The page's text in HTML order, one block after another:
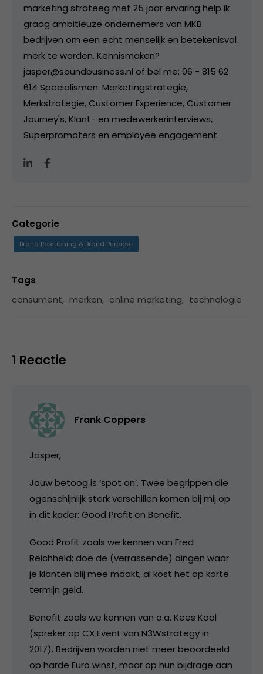
marketing strateeg met 25 jaar ervaring help ik
graag ambitieuze ondernemers van MKB
bedrijven om een echt menselijk en betekenisvol
merk te worden. Kennismaken?
jasper@soundbusiness.nl of bel me: 06 - 815 62
614 Specialismen: Marketingstrategie,
Merkstrategie, Customer Experience, Customer
Journey's, Klant- en medewerkerinterviews,
Superpromoters en employee engagement.
Categorie
Brand Positioning & Brand Purpose
Tags
consument, merken, online marketing, technologie
1 Reactie
Frank Coppers
Jasper,
Jouw betoog is ‘spot on’. Twee begrippen die
ogenschijnlijk sterk verschillen komen bij mij op
in dit kader: Good Profit en Benefit.
Good Profit zoals we kennen van Fred
Reichheld; doe de (verrassende) dingen waar
je klanten blij mee maakt, al kost het op korte
termijn geld.
Benefit zoals we kennen van o.a. Kees Kool
(spreker op CX Event van N3Wstrategy in
2017). Bedrijven worden niet meer beoordeeld
op harde Euro winst, maar op hun bijdrage aan